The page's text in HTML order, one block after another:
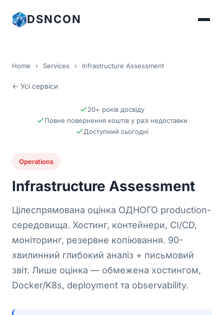
DSNCON
Home › Services › Infrastructure Assessment
← Усі сервіси
20+ років досвіду
Повне повернення коштів у разі недоставки
Доступний сьогодні
Operations
Infrastructure Assessment
Цілеспрямована оцінка ОДНОГО production-
середовища. Хостинг, контейнери, CI/CD,
моніторинг, резервне копіювання. 90-
хвилинний глибокий аналіз + письмовий
звіт. Лише оцінка — обмежена хостингом,
Docker/K8s, deployment та observability.